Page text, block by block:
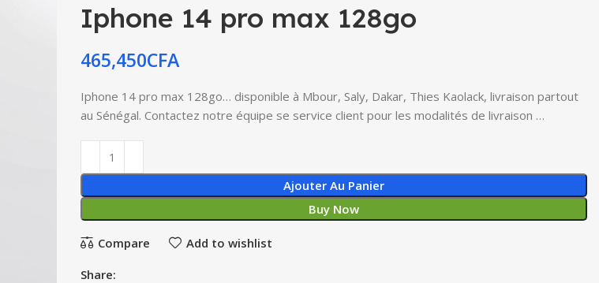
Iphone 14 pro max 128go
465,450CFA
Iphone 14 pro max 128go… disponible à Mbour, Saly, Dakar, Thies Kaolack, livraison partout
au Sénégal. Contactez notre équipe se service client pour les modalités de livraison …
Ajouter Au Panier
Buy Now
Compare Add to wishlist
Share: